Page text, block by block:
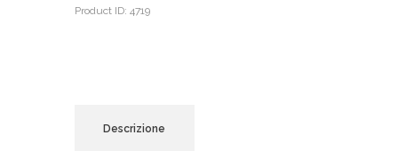
Product ID: 4719
Descrizione